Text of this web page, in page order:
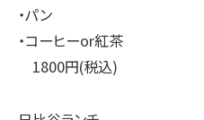
・パン
・コーヒーor紅茶
1800円(税込)